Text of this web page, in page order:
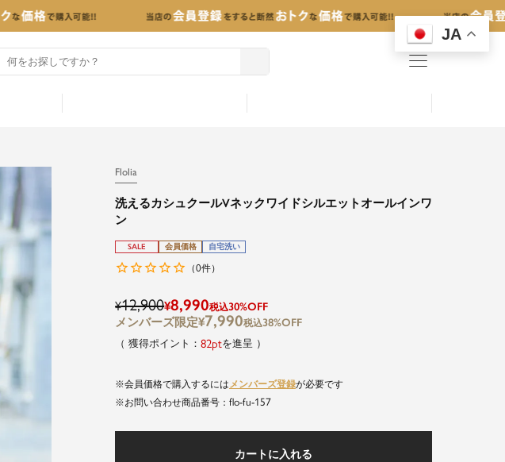
JA
menu
Flolia
洗えるカシュクールVネックワイドシルエットオールインワ
ン
SALE 会員価格 自宅洗い
（0件）
¥12,900¥8,990税込30%OFF
¥7,990税込38%OFF
82 を進呈
会員価格で購入するには メンバーズ登録が必要です
商品番号
flo-fu-157
カートに入れる